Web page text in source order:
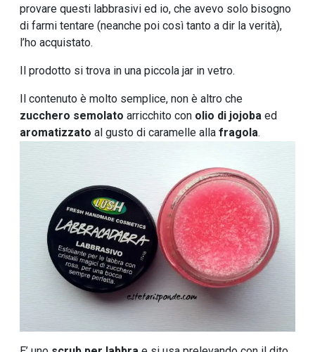
provare questi labbrasivi ed io, che avevo solo bisogno
di farmi tentare (neanche poi così tanto a dir la verità),
l’ho acquistato.
Il prodotto si trova in una piccola jar in vetro.
Il contenuto è molto semplice, non è altro che
zucchero semolato arricchito con olio di jojoba ed
aromatizzato al gusto di caramelle alla fragola.